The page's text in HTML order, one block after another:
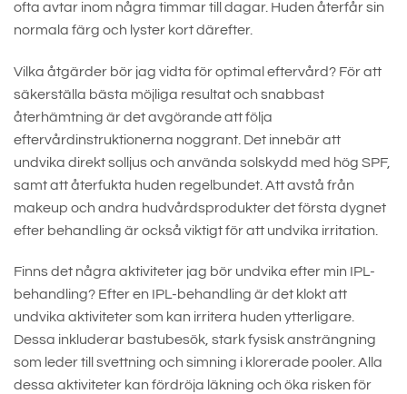
ofta avtar inom några timmar till dagar. Huden återfår sin
normala färg och lyster kort därefter.
Vilka åtgärder bör jag vidta för optimal eftervård? För att
säkerställa bästa möjliga resultat och snabbast
återhämtning är det avgörande att följa
eftervårdinstruktionerna noggrant. Det innebär att
undvika direkt solljus och använda solskydd med hög SPF,
samt att återfukta huden regelbundet. Att avstå från
makeup och andra hudvårdsprodukter det första dygnet
efter behandling är också viktigt för att undvika irritation.
Finns det några aktiviteter jag bör undvika efter min IPL-
behandling? Efter en IPL-behandling är det klokt att
undvika aktiviteter som kan irritera huden ytterligare.
Dessa inkluderar bastubesök, stark fysisk ansträngning
som leder till svettning och simning i klorerade pooler. Alla
dessa aktiviteter kan fördröja läkning och öka risken för